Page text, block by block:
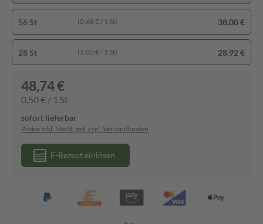
56 St (0,68 € / 1 St) 38,00 €
28 St (1,03 € / 1 St) 28,92 €
48,74 €
0,50 € / 1 St
sofort lieferbar
Preise inkl. MwSt. ggf. zzgl. Versandkosten
E-Rezept einlösen